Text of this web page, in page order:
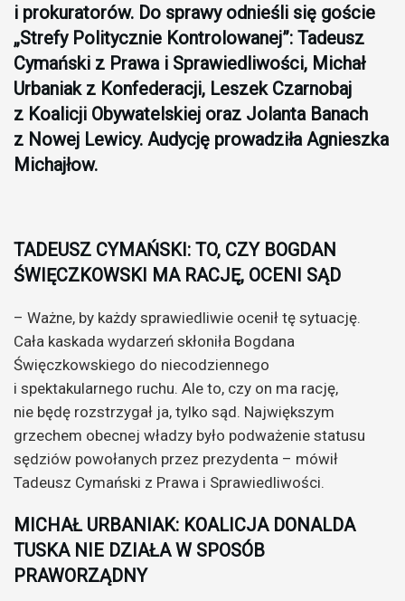
i prokuratorów. Do sprawy odnieśli się goście
„Strefy Politycznie Kontrolowanej”: Tadeusz
Cymański z Prawa i Sprawiedliwości, Michał
Urbaniak z Konfederacji, Leszek Czarnobaj
z Koalicji Obywatelskiej oraz Jolanta Banach
z Nowej Lewicy. Audycję prowadziła Agnieszka
Michajłow.
TADEUSZ CYMAŃSKI: TO, CZY BOGDAN
ŚWIĘCZKOWSKI MA RACJĘ, OCENI SĄD
– Ważne, by każdy sprawiedliwie ocenił tę sytuację.
Cała kaskada wydarzeń skłoniła Bogdana
Święczkowskiego do niecodziennego
i spektakularnego ruchu. Ale to, czy on ma rację,
nie będę rozstrzygał ja, tylko sąd. Największym
grzechem obecnej władzy było podważenie statusu
sędziów powołanych przez prezydenta – mówił
Tadeusz Cymański z Prawa i Sprawiedliwości.
MICHAŁ URBANIAK: KOALICJA DONALDA
TUSKA NIE DZIAŁA W SPOSÓB
PRAWORZĄDNY